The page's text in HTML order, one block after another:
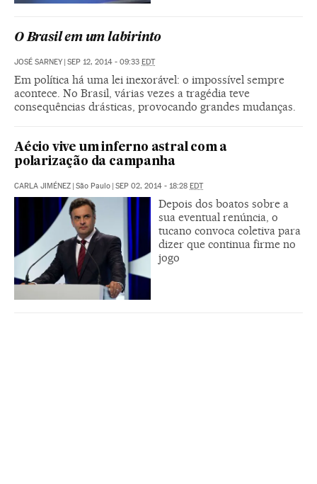
O Brasil em um labirinto
JOSÉ SARNEY | SEP 12, 2014 - 09:33 EDT
Em política há uma lei inexorável: o impossível sempre
acontece. No Brasil, várias vezes a tragédia teve
consequências drásticas, provocando grandes mudanças.
Aécio vive um inferno astral com a
polarização da campanha
CARLA JIMÉNEZ | São Paulo | SEP 02, 2014 - 18:28 EDT
Depois dos boatos sobre a
sua eventual renúncia, o
tucano convoca coletiva para
dizer que continua firme no
jogo